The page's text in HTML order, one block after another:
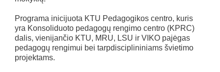
Programa inicijuota KTU Pedagogikos centro, kuris
yra Konsoliduoto pedagogų rengimo centro (KPRC)
dalis, vienijančio KTU, MRU, LSU ir VIKO pajėgas
pedagogų rengimui bei tarpdisciplininiams švietimo
projektams.